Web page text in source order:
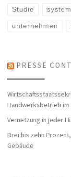
Studie system
unternehmen
PRESSE
Handwerksbetrieb
Vernetzung in jeder
Drei bis zehn
Gebäude